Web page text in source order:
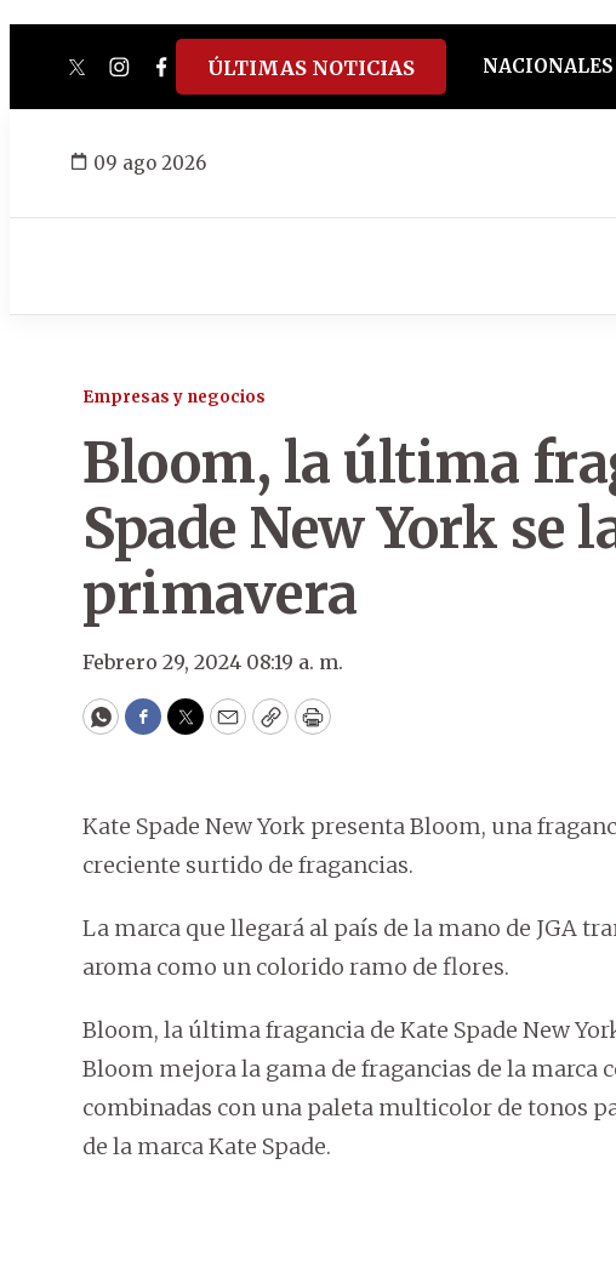
twitterinstagram
facebook
tiktokyoutube
spotify
ÚLTIMAS NOTICIAS NACIONALES
09 ago 2026
Empresas y negocios
Bloom, la última
Spade New York se
primavera
Febrero 29, 2024 08:19 a. m.
WhatsApp
Facebook
Twitter
EmailCopyPrint
Kate Spade New York presenta Bloom, una
creciente surtido de fragancias.
La marca que llegará al país de la mano de JGA
aroma como un colorido ramo de flores.
Bloom, la última fragancia de Kate Spade New
Bloom mejora la gama de fragancias de la marca
combinadas con una paleta multicolor de tonos
de la marca Kate Spade.